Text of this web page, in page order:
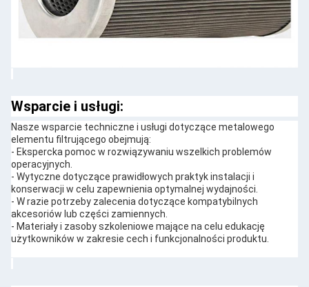
Wsparcie i usługi:
Nasze wsparcie techniczne i usługi dotyczące metalowego
elementu filtrującego obejmują:
- Ekspercka pomoc w rozwiązywaniu wszelkich problemów
operacyjnych.
- Wytyczne dotyczące prawidłowych praktyk instalacji i
konserwacji w celu zapewnienia optymalnej wydajności.
- W razie potrzeby zalecenia dotyczące kompatybilnych
akcesoriów lub części zamiennych.
- Materiały i zasoby szkoleniowe mające na celu edukację
użytkowników w zakresie cech i funkcjonalności produktu.